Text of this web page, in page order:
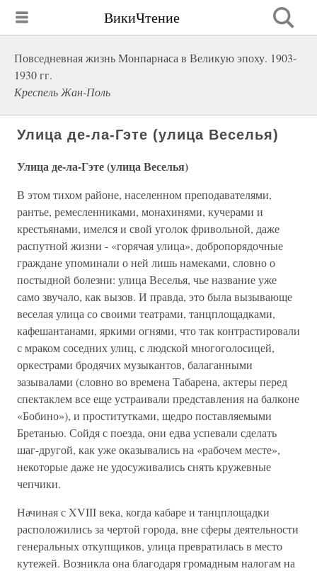
ВикиЧтение
Повседневная жизнь Монпарнаса в Великую эпоху. 1903-
1930 гг.
Креспель Жан-Поль
Улица де-ла-Гэте (улица Веселья)
Улица де-ла-Гэте (улица Веселья)
В этом тихом районе, населенном преподавателями,
рантье, ремесленниками, монахинями, кучерами и
крестьянами, имелся и свой уголок фривольной, даже
распутной жизни - «горячая улица», добропорядочные
граждане упоминали о ней лишь намеками, словно о
постыдной болезни: улица Веселья, чье название уже
само звучало, как вызов. И правда, это была вызывающе
веселая улица со своими театрами, танцплощадками,
кафешантанами, яркими огнями, что так контрастировали
с мраком соседних улиц, с людской многоголосицей,
оркестрами бродячих музыкантов, балаганными
зазывалами (словно во времена Табарена, актеры перед
спектаклем все еще устраивали представления на балконе
«Бобино»), и проститутками, щедро поставляемыми
Бретанью. Сойдя с поезда, они едва успевали сделать
шаг-другой, как уже оказывались на «рабочем месте»,
некоторые даже не удосуживались снять кружевные
чепчики.
Начиная с XVIII века, когда кабаре и танцплощадки
расположились за чертой города, вне сферы деятельности
генеральных откупщиков, улица превратилась в место
кутежей. Возникла она благодаря громадным налогам на